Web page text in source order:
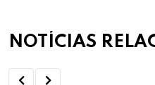
NOTÍCIAS